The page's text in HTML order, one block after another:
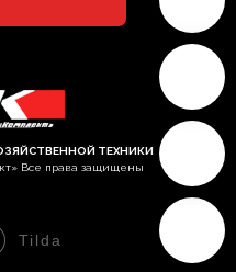
ТЕХНИКИ
Все права защищены
Tilda